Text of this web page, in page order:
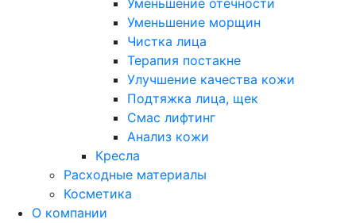
Уменьшение отечности
Уменьшение морщин
Чистка лица
Терапия постакне
Улучшение качества кожи
Подтяжка лица, щек
Смас лифтинг
Анализ кожи
Кресла
Расходные материалы
Косметика
О компании